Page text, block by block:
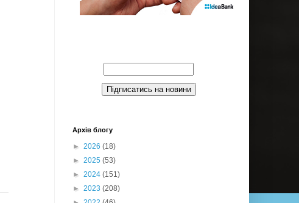
Архів блогу
► 2026 (18)
► 2025 (53)
► 2024 (151)
► 2023 (208)